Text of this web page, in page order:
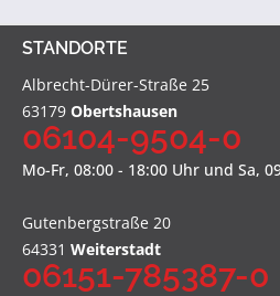
STANDORTE
Albrecht-Dürer-Straße 25
63179 Obertshausen
06104-9504-0
Mo-Fr, 08:00 - 18:00 Uhr und Sa,
Gutenbergstraße 20
64331 Weiterstadt
06151-785387-0